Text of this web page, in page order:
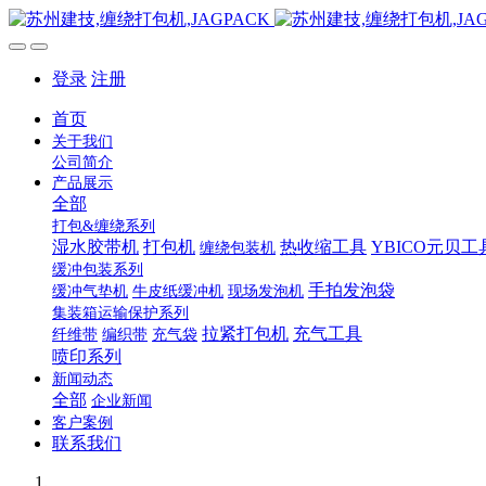
登录 注册
首页
关于我们
公司简介
产品展示
全部
打包&缠绕系列
湿水胶带机 打包机 缠绕包装机 热收缩工具 YBICO元贝工
缓冲包装系列
缓冲气垫机 牛皮纸缓冲机 现场发泡机 手拍发泡袋
集装箱运输保护系列
纤维带 编织带 充气袋 拉紧打包机 充气工具
喷印系列
新闻动态
全部 企业新闻
客户案例
联系我们